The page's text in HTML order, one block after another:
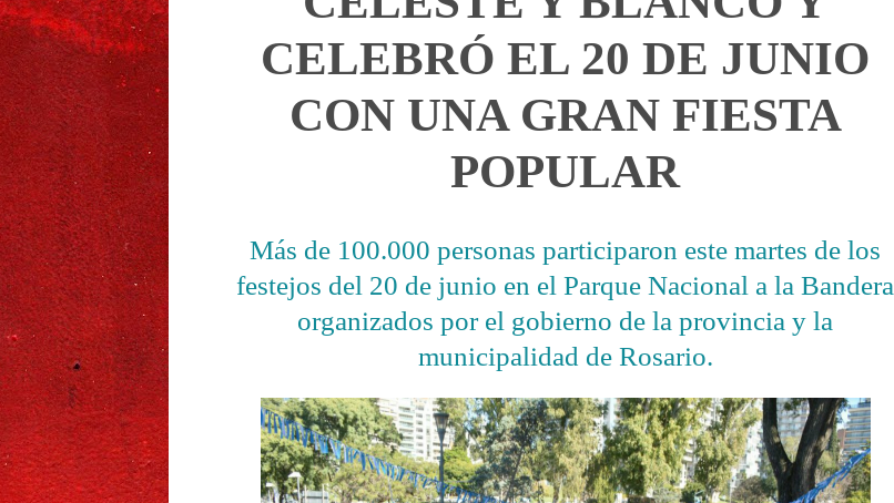
CELEBRÓ EL 20 DE JUNIO
CON UNA GRAN FIESTA
POPULAR
Más de 100.000 personas participaron este martes de los
festejos del 20 de junio en el Parque Nacional a la Bandera
organizados por el gobierno de la provincia y la
municipalidad de Rosario.